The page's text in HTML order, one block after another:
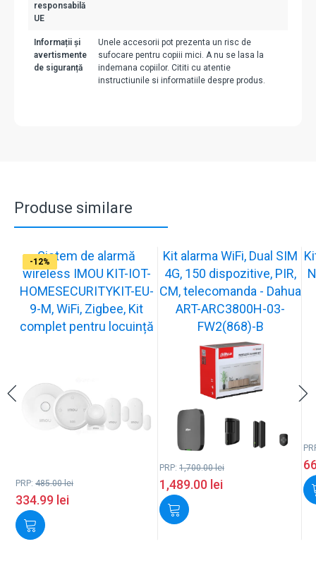
responsabilă
UE
Informații și
avertismente
de siguranță
Unele accesorii pot prezenta un risc de
sufocare pentru copiii mici. A nu se lasa la
indemana copiilor. Cititi cu atentie
instructiunile si informatiile despre produs.
Produse similare
-31%
Sistem de alarmă
wireless IMOU KIT-IOT-
HOMESECURITYKIT-EU-
9-M, WiFi, Zigbee, Kit
complet pentru locuință
PRP: 485.00lei
334.99 lei
-12%
Kit alarma WiFi, Dual SIM
4G, 150 dispozitive, PIR,
CM, telecomanda - Dahua
ART-ARC3800H-03-
FW2(868)-B
PRP: 1,700.00lei
1,489.00 lei
-29%
-29%
-29%
-29%
-9%
-20%
-12%